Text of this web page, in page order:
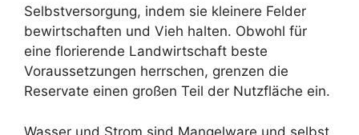
Selbstversorgung, indem sie kleinere Felder
bewirtschaften und Vieh halten. Obwohl für
eine florierende Landwirtschaft beste
Voraussetzungen herrschen, grenzen die
Reservate einen großen Teil der Nutzfläche ein.
Wasser und Strom sind Mangelware und selbst